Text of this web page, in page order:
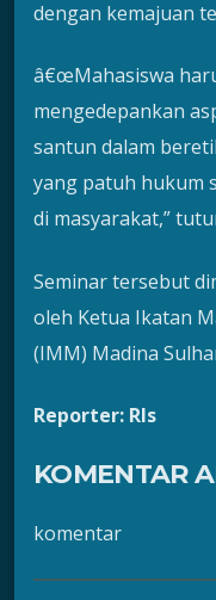
dengan kemajuan
â€œMahasiswa
mengedepankan
santun dalam
yang patuh hukum
di masyarakat,”
Seminar tersebut
oleh Ketua Ikatan
(IMM) Madina
Reporter: Rls
KOMENTAR
komentar